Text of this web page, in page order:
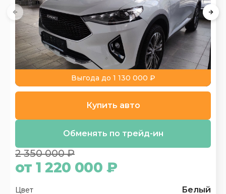
2 350 000 ₽
от 1 220 000 ₽
Выгода до 1 130 000 ₽
Цвет Белый
Купить авто
Обменять по трейд-ин